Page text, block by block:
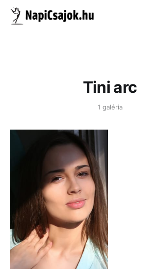
Tini arc
1 galéria